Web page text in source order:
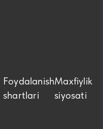
Foydalanish
shartlari
Maxfiylik
siyosati